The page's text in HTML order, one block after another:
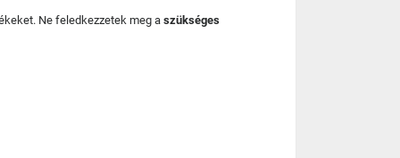
Ne feledkezzetek meg aszükséges